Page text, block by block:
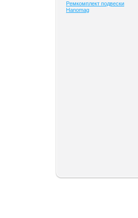
Ремкомплект подвески
Hanomag